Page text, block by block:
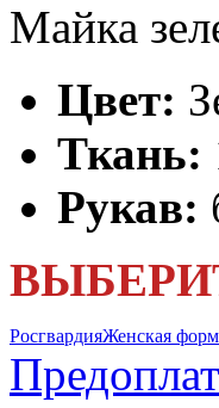
Майка
Цвет:
Ткань:
Рукав:
РосгвардияЖенская